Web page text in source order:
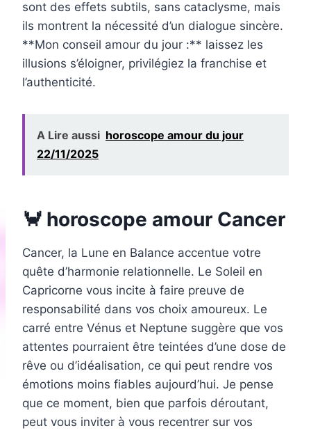
sont des effets subtils, sans cataclysme, mais
ils montrent la nécessité d’un dialogue sincère.
**Mon conseil amour du jour :** laissez les
illusions s’éloigner, privilégiez la franchise et
l’authenticité.
A Lire aussi horoscope amour du jour
22/11/2025
🦀 horoscope amour Cancer
Cancer, la Lune en Balance accentue votre
quête d’harmonie relationnelle. Le Soleil en
Capricorne vous incite à faire preuve de
responsabilité dans vos choix amoureux. Le
carré entre Vénus et Neptune suggère que vos
attentes pourraient être teintées d’une dose de
rêve ou d’idéalisation, ce qui peut rendre vos
émotions moins fiables aujourd’hui. Je pense
que ce moment, bien que parfois déroutant,
peut vous inviter à vous recentrer sur vos